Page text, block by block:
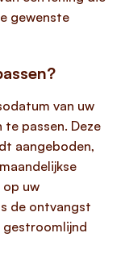
gewenste
van uw
te passen. Deze
aangeboden,
uw
de ontvangst
gestroomlijnd